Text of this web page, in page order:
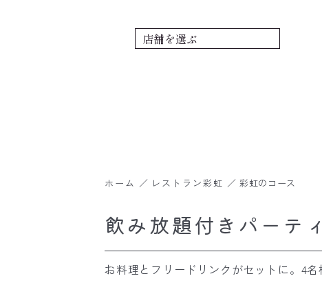
ホーム ／ レストラン彩虹 ／ 彩虹のコース
飲み放題付きパーテ
お料理とフリードリンクがセットに。4名